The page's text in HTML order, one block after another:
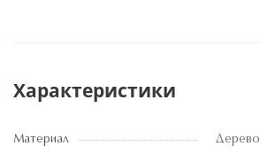
Характеристики
Материал Дерево